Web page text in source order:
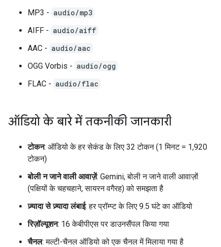
MP3 - audio/mp3
AIFF - audio/aiff
AAC - audio/aac
OGG Vorbis - audio/ogg
FLAC - audio/flac
ऑडियो के बारे में तकनीकी जानकारी
टोकन: ऑडियो के हर सेकंड के लिए 32 टोकन (1 मिनट = 1,920
टोकन)
बोली न जाने वाली आवाज़ें: Gemini, बोली न जाने वाली आवाज़ों
(पक्षियों के चहचहाने, सायरन वगैरह) को समझता है
ज़्यादा से ज़्यादा लंबाई: हर प्रॉम्प्ट के लिए 9.5 घंटे का ऑडियो
रिज़ॉल्यूशन: 16 केबीपीएस पर डाउनसैंपल किया गया
चैनल: मल्टी-चैनल ऑडियो को एक चैनल में मिलाया गया है